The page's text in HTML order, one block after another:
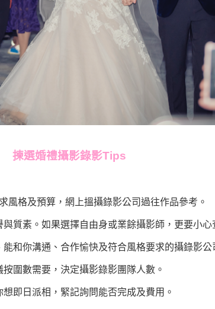
揀選婚禮攝影錄影Tips
風格及預算，網上搵攝錄影公司過往作品參考。
質素。如果選擇自由身或業餘攝影師，更要小心
和你溝通、合作愉快及符合風格要求的攝錄影公
按圍數需要，決定攝影錄影團隊人數。
想即日派相，緊記詢問能否完成及費用。